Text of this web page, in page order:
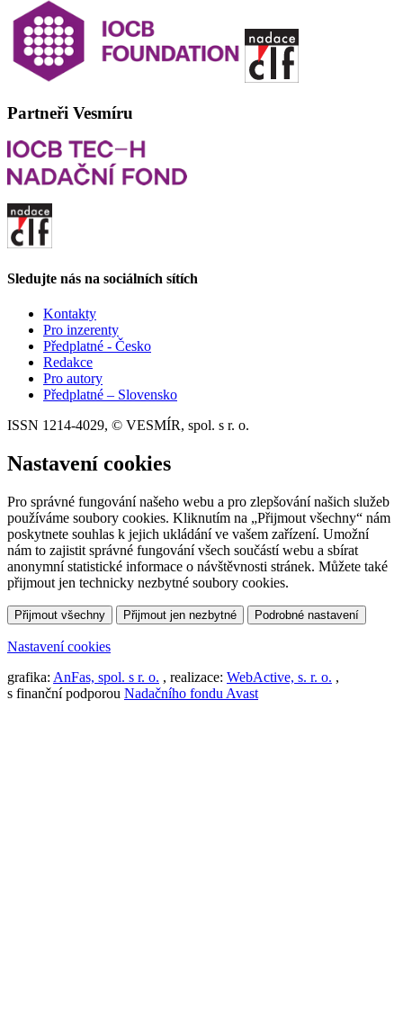
Partneři Vesmíru
Sledujte nás na sociálních sítích
Kontakty
Pro inzerenty
Předplatné - Česko
Redakce
Pro autory
Předplatné – Slovensko
ISSN 1214-4029, © VESMÍR, spol. s r. o.
Nastavení cookies
Pro správné fungování našeho webu a pro zlepšování našich služeb
používáme soubory cookies. Kliknutím na „Přijmout všechny“ nám
poskytnete souhlas k jejich ukládání ve vašem zařízení. Umožní
nám to zajistit správné fungování všech součástí webu a sbírat
anonymní statistické informace o návštěvnosti stránek. Můžete také
přijmout jen technicky nezbytné soubory cookies.
Přijmout všechny Přijmout jen nezbytné Podrobné nastavení
Nastavení cookies
grafika: AnFas, spol. s r. o. , realizace: WebActive, s. r. o. ,
s finanční podporou Nadačního fondu Avast